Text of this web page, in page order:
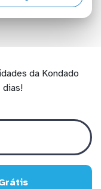
da Kondado
dias!